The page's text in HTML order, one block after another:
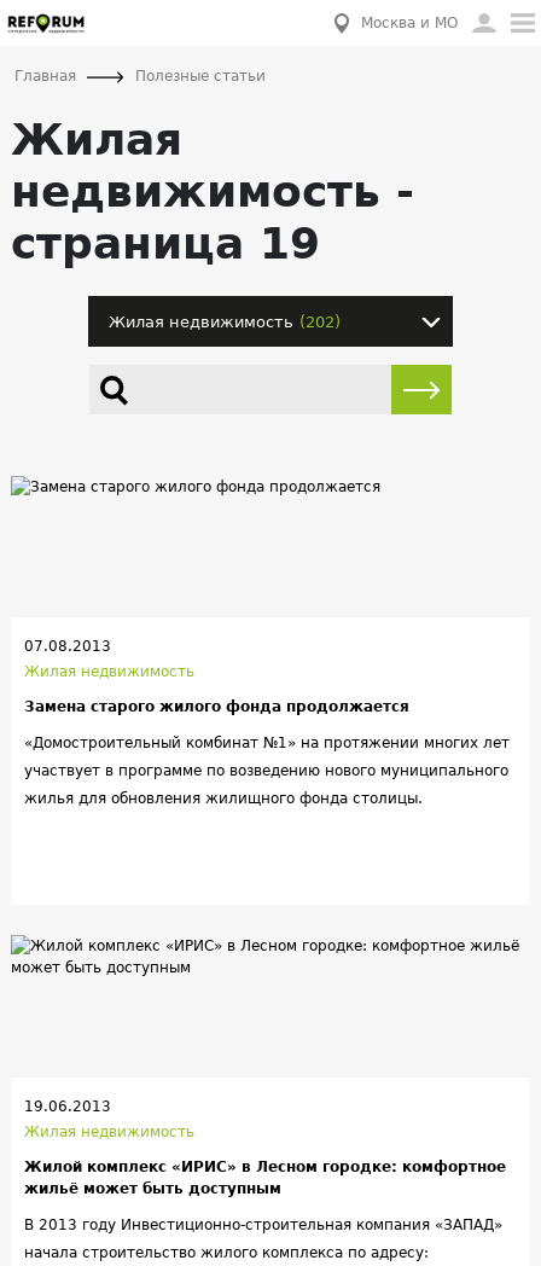
Москва и МО
Главная Полезные статьи
Жилая
недвижимость -
страница 19
Жилая недвижимость (202)
07.08.2013
Жилая недвижимость
Замена старого жилого фонда продолжается
«Домостроительный комбинат №1» на протяжении многих лет
участвует в программе по возведению нового муниципального
жилья для обновления жилищного фонда столицы.
19.06.2013
Жилая недвижимость
Жилой комплекс «ИРИС» в Лесном городке: комфортное
жильё может быть доступным
В 2013 году Инвестиционно-строительная компания «ЗАПАД»
начала строительство жилого комплекса по адресу: